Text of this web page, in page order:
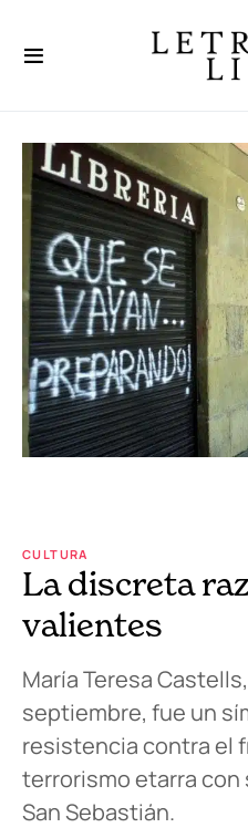
CULTURA
La discreta
valientes
María Teresa
septiembre, fue un
resistencia contra el
terrorismo etarra con
San Sebastián.